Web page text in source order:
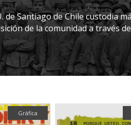
de Santiago de Chile custodia
de la comunidad a través
Gráfica